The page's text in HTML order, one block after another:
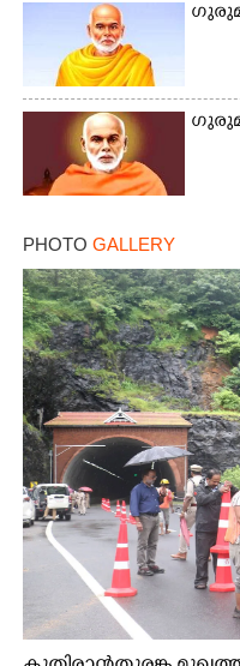
PHOTO GALLERY